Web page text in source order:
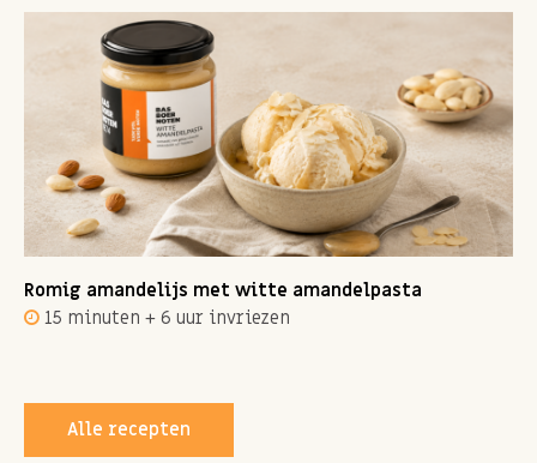
Romig amandelijs met witte amandelpasta
15 minuten + 6 uur invriezen
Alle recepten